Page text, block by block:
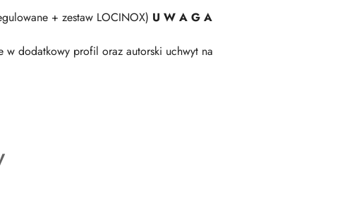
+ zestaw LOCINOX) U W A G A
w dodatkowy profil oraz autorski uchwyt na